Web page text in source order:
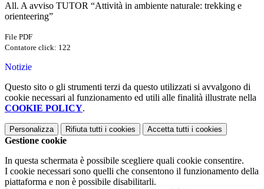
All. A avviso TUTOR “Attività in ambiente naturale: trekking e
orienteering”
File PDF
Contatore click: 122
Notizie
Questo sito o gli strumenti terzi da questo utilizzati si avvalgono di
cookie necessari al funzionamento ed utili alle finalità illustrate nella
COOKIE POLICY.
Personalizza Rifiuta tutti i cookies Accetta tutti i cookies
Gestione cookie
In questa schermata è possibile scegliere quali cookie consentire.
I cookie necessari sono quelli che consentono il funzionamento della
piattaforma e non è possibile disabilitarli.